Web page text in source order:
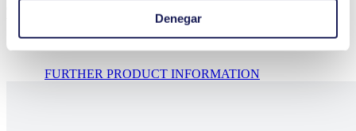
Denegar
FURTHER PRODUCT INFORMATION